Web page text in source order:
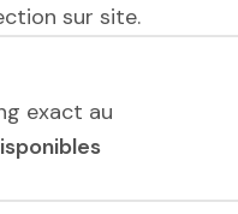
sur site.
exact au